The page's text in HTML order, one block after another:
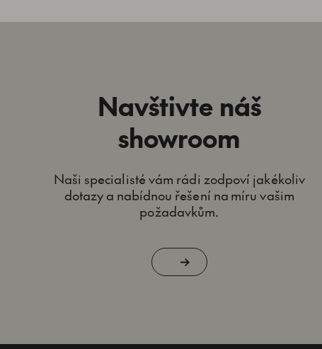
Navštivte náš
showroom
Naši specialisté vám rádi zodpoví jakékoliv
dotazy a nabídnou řešení na míru vašim
požadavkům.